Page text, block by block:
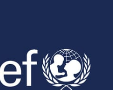
كأس العالم